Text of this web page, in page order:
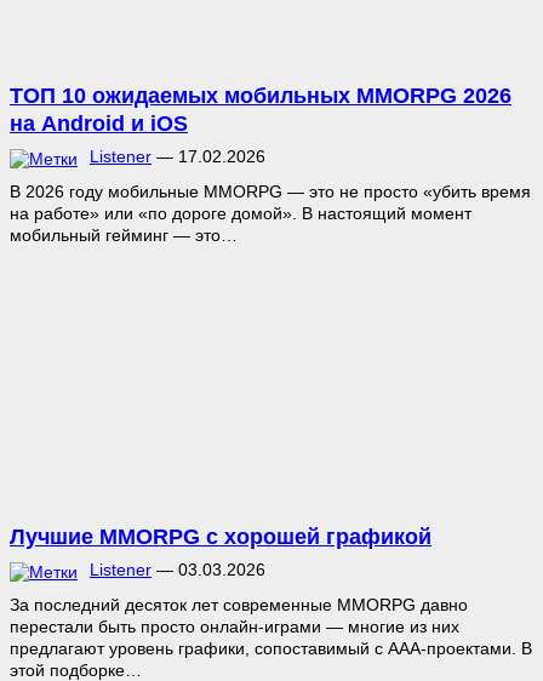
ТОП 10 ожидаемых мобильных MMORPG 2026
на Android и iOS
Listener — 17.02.2026
В 2026 году мобильные MMORPG — это не просто «убить время
на работе» или «по дороге домой». В настоящий момент
мобильный гейминг — это…
Лучшие MMORPG с хорошей графикой
Listener — 03.03.2026
За последний десяток лет современные MMORPG давно
перестали быть просто онлайн-играми — многие из них
предлагают уровень графики, сопоставимый с ААА-проектами. В
этой подборке…